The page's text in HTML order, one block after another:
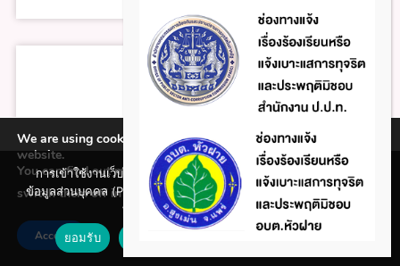
We are using cookies to give you the best experience on our
website.
You can find out more about which cookies we are using or
switch them off in
settings.
Accept
การเข้าใช้งานเว็บไซต์แห่งนี้ถือว่าท่านรับทราบใน นโยบายคุ้มครอง
ข้อมูลส่วนบุคคล (Privacy policy) และ นโยบายคุกกี้ (Cookie policy)
ที่ทางหน่วยงานได้จัดทำขึ้นแล้ว
ยอมรับ